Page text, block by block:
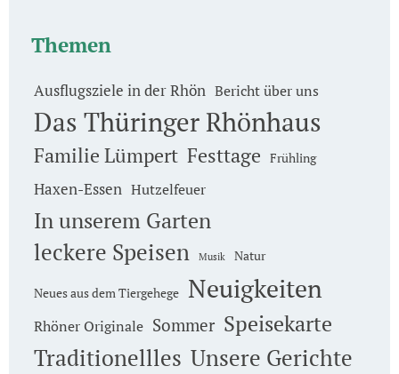
Themen
Ausflugsziele in der Rhön Bericht über uns
Das Thüringer Rhönhaus
Familie Lümpert Festtage Frühling
Haxen-Essen Hutzelfeuer
In unserem Garten
leckere Speisen Musik Natur
Neues aus dem Tiergehege Neuigkeiten
Rhöner Originale Sommer Speisekarte
Traditionellles Unsere Gerichte